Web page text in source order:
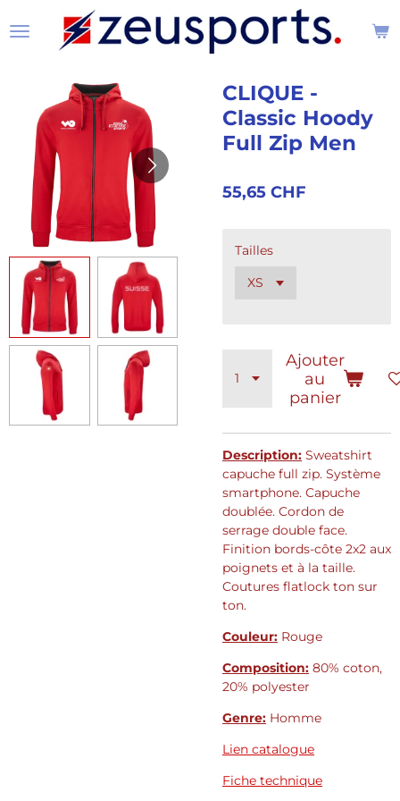
au
CLIQUE -
Classic Hoody
Full Zip Men
55,65 CHF
Tailles
Ajouter
au
panier
Description: Sweatshirt
capuche full zip. Système
smartphone. Capuche
doublée. Cordon de
serrage double face.
Finition bords-côte 2x2 aux
poignets et à la taille.
Coutures flatlock ton sur
ton.
Couleur: Rouge
Composition: 80% coton,
20% polyester
Genre: Homme
Lien catalogue
Fiche technique